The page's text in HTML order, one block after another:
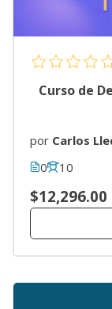
Curso de
por Carlos
0
10
$12,296.00